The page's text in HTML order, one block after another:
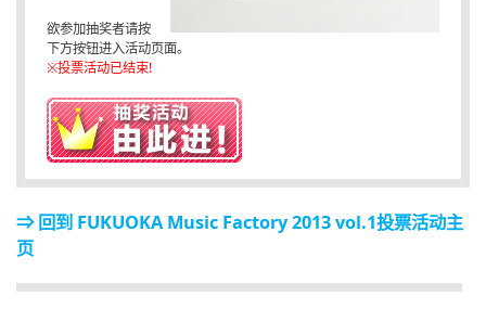
欲参加抽奖者请按
下方按钮进入活动页面。
※投票活动已结束!
⇒ 回到 FUKUOKA Music Factory 2013 vol.1投票活动主
页